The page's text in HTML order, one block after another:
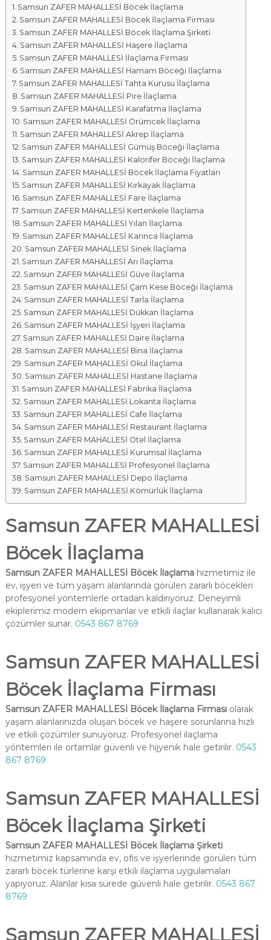
a
l
a
r
ı
Samsun ZAFER MAHALLESİ Böcek İlaçlama
Samsun ZAFER MAHALLESİ Böcek İlaçlama Firması
Samsun ZAFER MAHALLESİ Böcek İlaçlama Şirketi
Samsun ZAFER MAHALLESİ Haşere İlaçlama
Samsun ZAFER MAHALLESİ İlaçlama Firması
Samsun ZAFER MAHALLESİ Hamam Böceği İlaçlama
Samsun ZAFER MAHALLESİ Tahta Kurusu İlaçlama
Samsun ZAFER MAHALLESİ Pire İlaçlama
Samsun ZAFER MAHALLESİ Karafatma İlaçlama
Samsun ZAFER MAHALLESİ Örümcek İlaçlama
Samsun ZAFER MAHALLESİ Akrep İlaçlama
Samsun ZAFER MAHALLESİ Gümüş Böceği İlaçlama
Samsun ZAFER MAHALLESİ Kalorifer Böceği İlaçlama
Samsun ZAFER MAHALLESİ Böcek İlaçlama Fiyatları
Samsun ZAFER MAHALLESİ Kırkayak İlaçlama
Samsun ZAFER MAHALLESİ Fare İlaçlama
Samsun ZAFER MAHALLESİ Kertenkele İlaçlama
Samsun ZAFER MAHALLESİ Yılan İlaçlama
Samsun ZAFER MAHALLESİ Karınca İlaçlama
Samsun ZAFER MAHALLESİ Sinek İlaçlama
Samsun ZAFER MAHALLESİ Arı İlaçlama
Samsun ZAFER MAHALLESİ Güve İlaçlama
Samsun ZAFER MAHALLESİ Çam Kese Böceği İlaçlama
Samsun ZAFER MAHALLESİ Tarla İlaçlama
Samsun ZAFER MAHALLESİ Dükkan İlaçlama
Samsun ZAFER MAHALLESİ İşyeri İlaçlama
Samsun ZAFER MAHALLESİ Daire İlaçlama
Samsun ZAFER MAHALLESİ Bina İlaçlama
Samsun ZAFER MAHALLESİ Okul İlaçlama
Samsun ZAFER MAHALLESİ Hastane İlaçlama
Samsun ZAFER MAHALLESİ Fabrika İlaçlama
Samsun ZAFER MAHALLESİ Lokanta İlaçlama
Samsun ZAFER MAHALLESİ Cafe İlaçlama
Samsun ZAFER MAHALLESİ Restaurant İlaçlama
Samsun ZAFER MAHALLESİ Otel İlaçlama
Samsun ZAFER MAHALLESİ Kurumsal İlaçlama
Samsun ZAFER MAHALLESİ Profesyonel İlaçlama
Samsun ZAFER MAHALLESİ Depo İlaçlama
Samsun ZAFER MAHALLESİ Kömürlük İlaçlama
Samsun ZAFER MAHALLESİ
Böcek İlaçlama
Samsun ZAFER MAHALLESİ Böcek İlaçlamahizmetimiz ile
ev, işyeri ve tüm yaşam alanlarında görülen zararlı böcekleri
profesyonel yöntemlerle ortadan kaldırıyoruz. Deneyimli
ekiplerimiz modern ekipmanlar ve etkili ilaçlar kullanarak kalıcı
çözümler sunar. 0543 867 8769
Samsun ZAFER MAHALLESİ
Böcek İlaçlama Firması
Samsun ZAFER MAHALLESİ Böcek İlaçlama Firmasıolarak
yaşam alanlarınızda oluşan böcek ve haşere sorunlarına hızlı
ve etkili çözümler sunuyoruz. Profesyonel ilaçlama
yöntemleri ile ortamlar güvenli ve hijyenik hale getirilir. 0543
867 8769
Samsun ZAFER MAHALLESİ
Böcek İlaçlama Şirketi
Samsun ZAFER MAHALLESİ Böcek İlaçlama Şirketi
hizmetimiz kapsamında ev, ofis ve işyerlerinde görülen tüm
zararlı böcek türlerine karşı etkili ilaçlama uygulamaları
yapıyoruz. Alanlar kısa sürede güvenli hale getirilir. 0543 867
8769
Samsun ZAFER MAHALLESİ